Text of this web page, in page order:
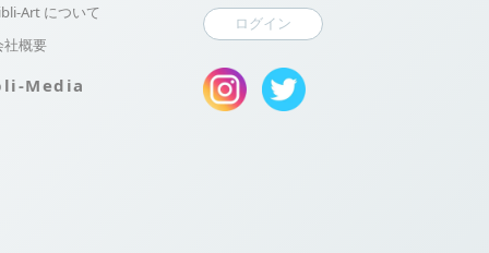
Art について
社概要
Media
ログイン